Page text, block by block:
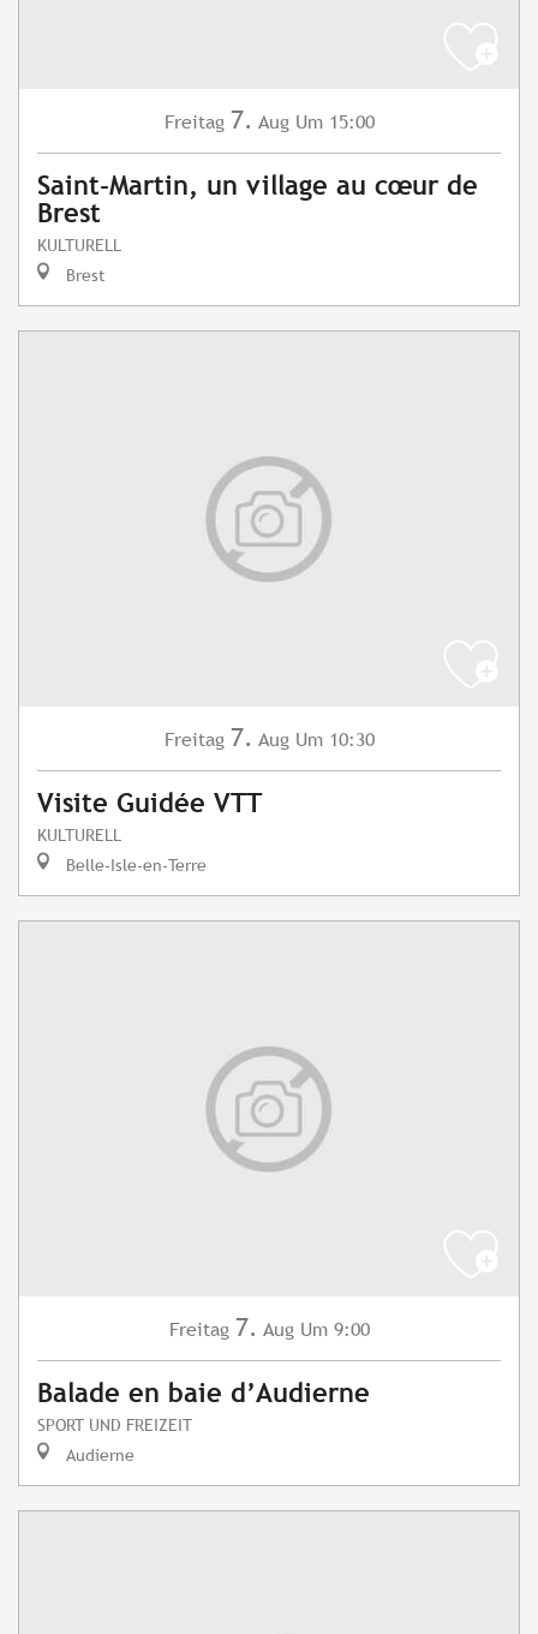
Freitag 7. Aug Um 15:00
Saint-Martin, un village au cœur de
Brest
KULTURELL
Brest
Freitag 7. Aug Um 10:30
Visite Guidée VTT
KULTURELL
Belle-Isle-en-Terre
Freitag 7. Aug Um 9:00
Balade en baie d’Audierne
SPORT UND FREIZEIT
Audierne